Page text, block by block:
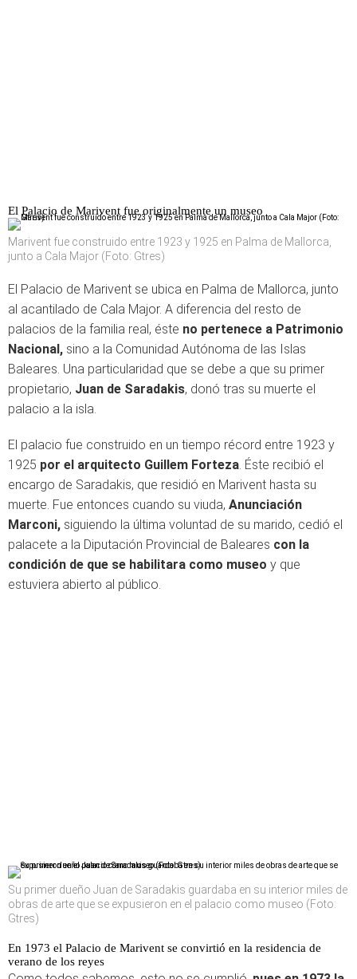
El Palacio de Marivent fue originalmente un museo
Marivent fue construido entre 1923 y 1925 en Palma de Mallorca,
junto a Cala Major (Foto: Gtres)
El Palacio de Marivent se ubica en Palma de Mallorca, junto
al acantilado de Cala Major. A diferencia del resto de
palacios de la familia real, éste no pertenece a Patrimonio
Nacional, sino a la Comunidad Autónoma de las Islas
Baleares. Una particularidad que se debe a que su primer
propietario, Juan de Saradakis, donó tras su muerte el
palacio a la isla.
El palacio fue construido en un tiempo récord entre 1923 y
1925 por el arquitecto Guillem Forteza. Éste recibió el
encargo de Saradakis, que residió en Marivent hasta su
muerte. Fue entonces cuando su viuda, Anunciación
Marconi, siguiendo la última voluntad de su marido, cedió el
palacete a la Diputación Provincial de Baleares con la
condición de que se habilitara como museo y que
estuviera abierto al público.
Su primer dueño Juan de Saradakis guardaba en su interior miles de
obras de arte que se expusieron en el palacio como museo (Foto:
Gtres)
En 1973 el Palacio de Marivent se convirtió en la residencia de
verano de los reyes